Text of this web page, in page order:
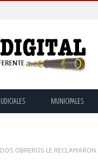
MUNICIPALES
DOS OBREROS LE